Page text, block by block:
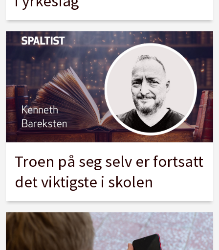
Troen på seg selv er fortsatt
det viktigste i skolen